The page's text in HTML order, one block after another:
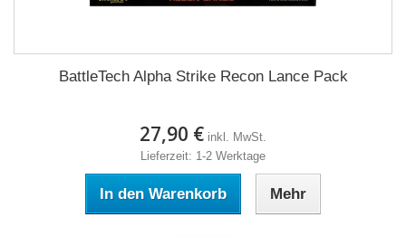
BattleTech Alpha Strike Recon Lance Pack
27,90 € inkl. MwSt.
Lieferzeit: 1-2 Werktage
In den Warenkorb Mehr